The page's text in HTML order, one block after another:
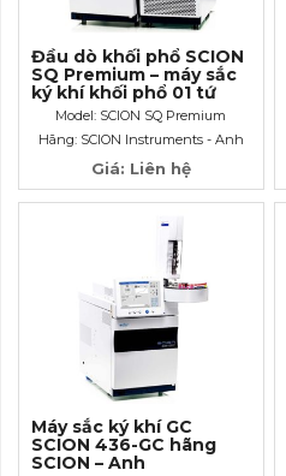
Đầu dò khối phổ SCION
SQ Premium – máy sắc
ký khí khối phổ 01 tứ
cực GCMS
Model: SCION SQ Premium
Hãng: SCION Instruments - Anh
Giá: Liên hệ
Máy sắc ký khí GC
SCION 436-GC hãng
SCION – Anh